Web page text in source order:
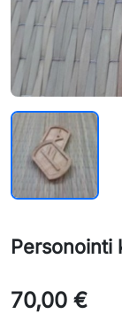
Personointi
70,00 €